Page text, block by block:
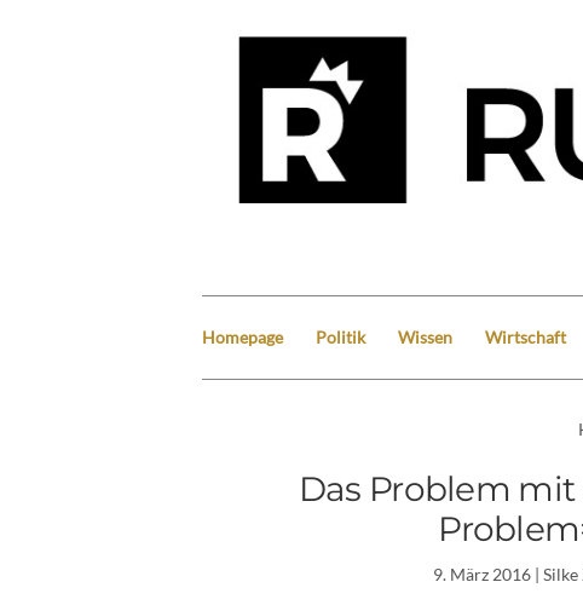
Homepage Politik Wissen Wirtschaft
Das Problem
9. März 2016| Silke